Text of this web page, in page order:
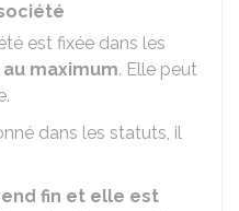
est fixée dans les
au maximum. Elle peut
dans les statuts, il
fin et elle est